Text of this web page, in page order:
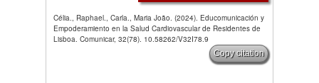
Célia., Raphael., Carla., Maria João. (2024). Educomunicación y
Empoderamiento en la Salud Cardiovascular de Residentes de
Lisboa. Comunicar, 32(78). 10.58262/V32I78.9
Copy citation